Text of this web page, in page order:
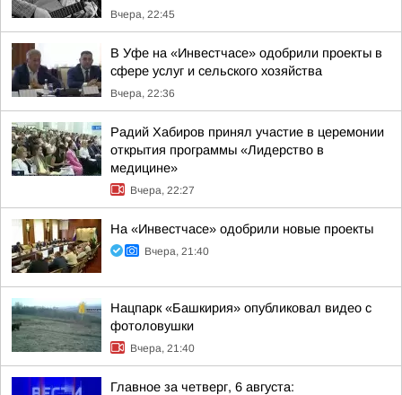
Вчера, 22:45
В Уфе на «Инвестчасе» одобрили проекты в
сфере услуг и сельского хозяйства
Вчера, 22:36
Радий Хабиров принял участие в церемонии
открытия программы «Лидерство в
медицине»
Вчера, 22:27
На «Инвестчасе» одобрили новые проекты
Вчера, 21:40
Нацпарк «Башкирия» опубликовал видео с
фотоловушки
Вчера, 21:40
Главное за четверг, 6 августа: